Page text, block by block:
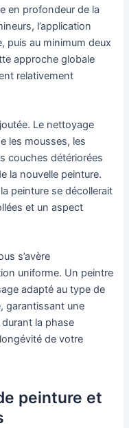
en profondeur de la
l’application
puis au minimum deux
approche globale
relativement
Le nettoyage
les mousses, les
couches détériorées
la nouvelle peinture.
peinture se décollerait
et un aspect
s’avère
uniforme. Un peintre
adapté au type de
garantissant une
la phase
de votre
peinture et